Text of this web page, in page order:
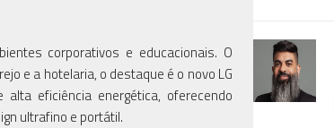
corporativos e educacionais. O
e a hotelaria, o destaque é o novo LG
eficiência energética, oferecendo
ultrafino e portátil.